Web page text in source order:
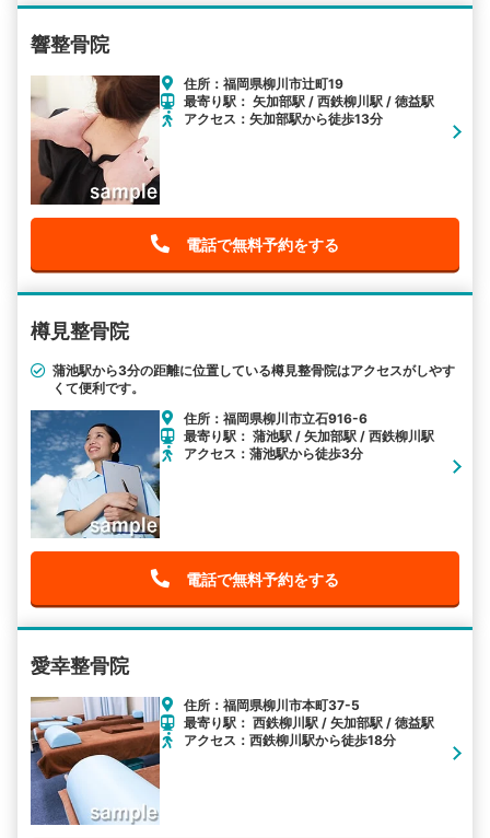
響整骨院
住所：福岡県柳川市辻町19
最寄り駅： 矢加部駅 / 西鉄柳川駅 / 徳益駅
アクセス：矢加部駅から徒歩13分
電話で無料予約をする
樽見整骨院
蒲池駅から3分の距離に位置している樽見整骨院はアクセスがしやす
くて便利です。
住所：福岡県柳川市立石916-6
最寄り駅： 蒲池駅 / 矢加部駅 / 西鉄柳川駅
アクセス：蒲池駅から徒歩3分
電話で無料予約をする
愛幸整骨院
住所：福岡県柳川市本町37-5
最寄り駅： 西鉄柳川駅 / 矢加部駅 / 徳益駅
アクセス：西鉄柳川駅から徒歩18分